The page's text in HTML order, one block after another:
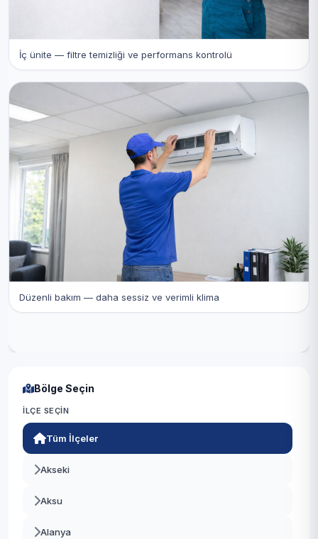
İç ünite — filtre temizliği ve performans kontrolü
Düzenli bakım — daha sessiz ve verimli klima
Bölge Seçin
İLÇE SEÇIN
Tüm İlçeler
Akseki
Aksu
Alanya